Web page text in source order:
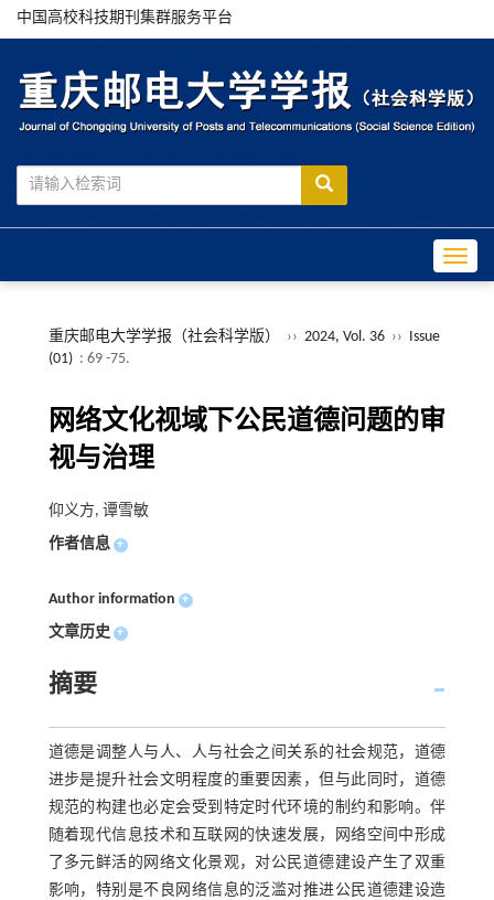
中国高校科技期刊集群服务平台
重庆邮电大学学报（社会科学版） ›› 2024, Vol. 36 ›› Issue
(01) : 69 -75.
网络文化视域下公民道德问题的审
视与治理
仰义方, 谭雪敏
作者信息 +
Author information +
文章历史 +
摘要
道德是调整人与人、人与社会之间关系的社会规范，道德
进步是提升社会文明程度的重要因素，但与此同时，道德
规范的构建也必定会受到特定时代环境的制约和影响。伴
随着现代信息技术和互联网的快速发展，网络空间中形成
了多元鲜活的网络文化景观，对公民道德建设产生了双重
影响，特别是不良网络信息的泛滥对推进公民道德建设造